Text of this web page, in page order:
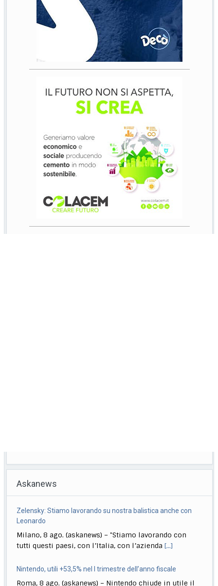
Askanews
Nintendo, utili +53,5% nel I trimestre dell’anno fiscale
Roma, 8 ago. (askanews) – Nintendo chiude in utile il
primo trimestre dell’esercizio 2026-2027 (aprile-
giugno[...]
Calcio, Milan-Chelsea 0-3, prima sconfitta estiva per i
rossoneri